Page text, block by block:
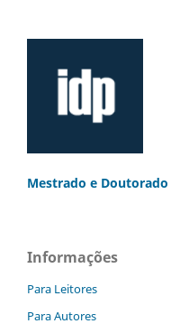
Mestrado e Doutorado
Informações
Para Leitores
Para Autores